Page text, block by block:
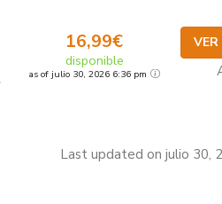
16,99€
disponible
as of julio 30, 2026 6:36 pm
Last updated on julio 30,